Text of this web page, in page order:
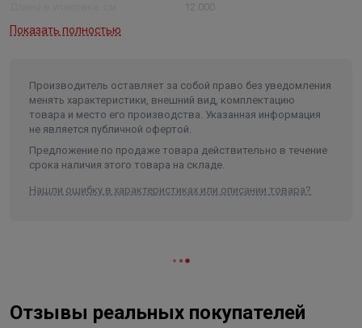
12.000
Ширина в упаковке, см.
Вес в упаковке, кг 0.180
Объем 0.00002
Показать полностью
Производитель оставляет за собой право без уведомления
менять характеристики, внешний вид, комплектацию
товара и место его производства. Указанная информация
не является публичной офертой.
Предложение по продаже товара действительно в течение
срока наличия этого товара на складе.
Нашли ошибку в характеристиках или описании товара?
Отзывы реальных покупателей